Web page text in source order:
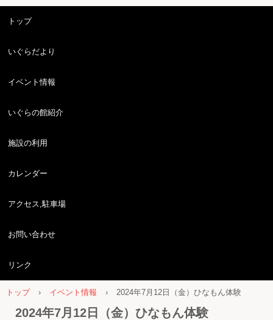
トップ
いぐらだより
イベント情報
いぐらの館紹介
施設の利用
カレンダー
アクセス,駐車場
お問い合わせ
リンク
トップ › イベント情報 › 2024年7月12日（金）ひなもん体験
2024年7月12日（金）ひなもん体験